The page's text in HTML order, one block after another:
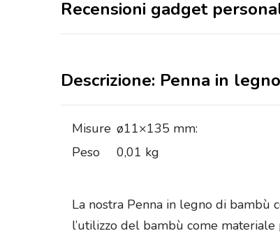
Recensioni gadget
Descrizione: Penna in
Misure ø11×135 mm:
Peso
0,01 kg
La nostra Penna in legno di bambù
l’utilizzo del bambù come